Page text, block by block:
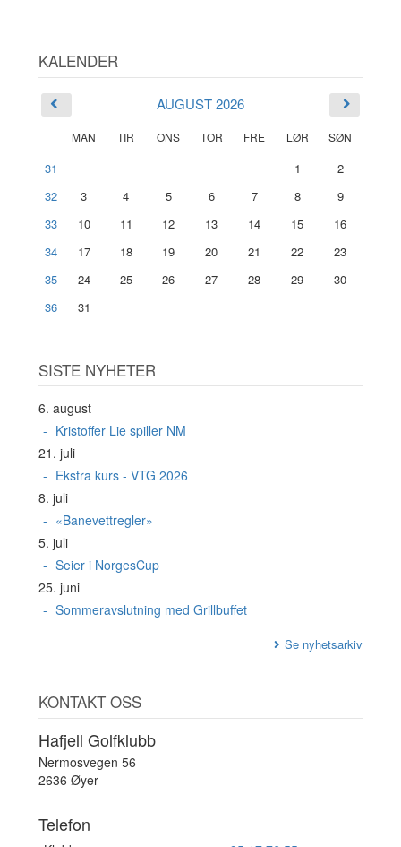
KALENDER
AUGUST 2026
MAN TIR ONS TOR FRE LØR SØN
31 1
2
32
3 4 5 6 7 8
9
33
10 11 12 13 14 15
16
34
17 18 19 20 21 22
23
35
24 25 26 27 28 29
30
36
31
SISTE NYHETER
6. august
Kristoffer Lie spiller NM
21. juli
Ekstra kurs - VTG 2026
8. juli
«Banevettregler»
5. juli
Seier i NorgesCup
25. juni
Sommeravslutning med Grillbuffet
Se nyhetsarkiv
KONTAKT OSS
Hafjell Golfklubb
Nermosvegen 56
2636 Øyer
Telefon